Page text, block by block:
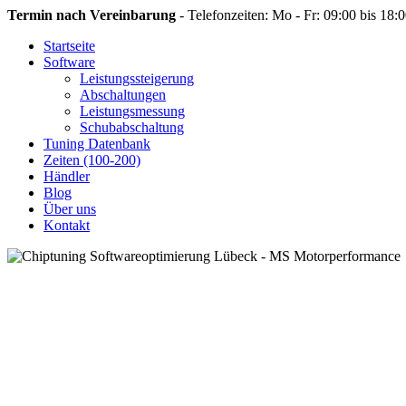
Termin nach Vereinbarung - Telefonzeiten: Mo - Fr: 09:00 bis
Startseite
Software
Leistungssteigerung
Abschaltungen
Leistungsmessung
Schubabschaltung
Tuning Datenbank
Zeiten (100-200)
Händler
Blog
Über uns
Kontakt